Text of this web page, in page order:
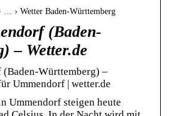
… › Wetter Baden-Württemberg
(Baden-
– Wetter.de
(Baden-Württemberg) –
Ummendorf | wetter.de
Ummendorf steigen heute